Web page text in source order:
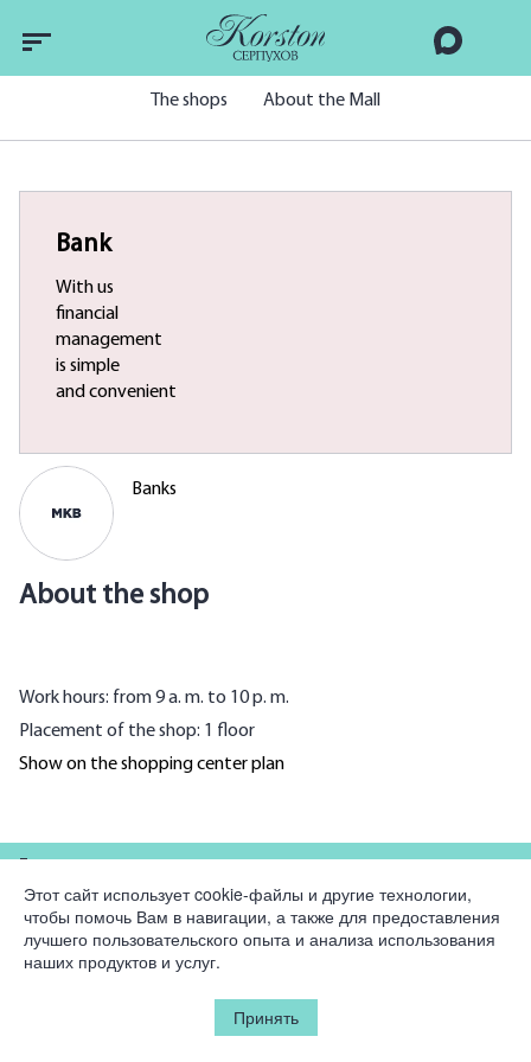
The shops About the Mall
Bank
With us
financial
management
is simple
and convenient
Banks
About the shop
Work hours: from 9 a. m. to 10 p. m.
Placement of the shop: 1 floor
Show on the shopping center plan
Company
Legal information
Этот сайт использует cookie-файлы и другие технологии,
чтобы помочь Вам в навигации, а также для предоставления
лучшего пользовательского опыта и анализа использования
наших продуктов и услуг.
Принять